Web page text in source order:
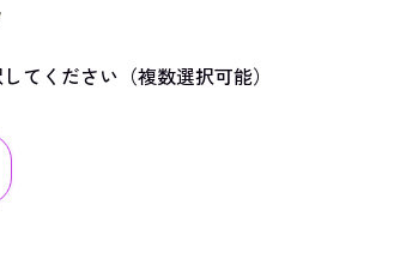
てください（複数選択可能）